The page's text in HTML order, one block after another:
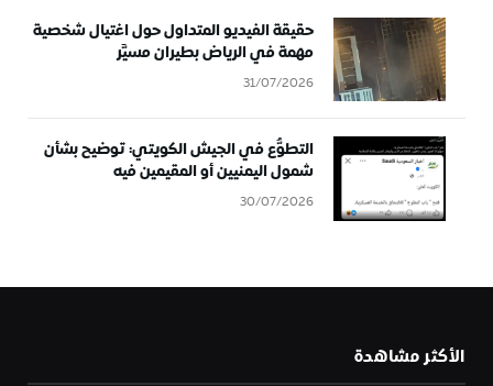
حقيقة الفيديو المتداول حول اغتيال شخصية
مهمة في الرياض بطيران مسيَّر
31/07/2026
التطوُّع في الجيش الكويتي: توضيح بشأن
شمول اليمنيين أو المقيمين فيه
30/07/2026
الأكثر مشاهدة